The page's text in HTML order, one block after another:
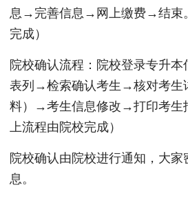
息→完善信息→网上缴费→结束
完成）
院校确认流程：院校登录专升
表列→检索确认考生→核对考生
料）→考生信息修改→打印考生
上流程由院校完成）
院校确认由院校进行通知，大
息。